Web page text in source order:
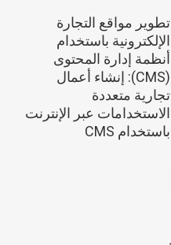
قراءة المزيد
تطوير مواقع التجارة
الإلكترونية باستخدام
أنظمة إدارة المحتوى
(CMS): إنشاء أعمال
تجارية متعددة
الاستخدامات عبر الإنترنت
باستخدام CMS